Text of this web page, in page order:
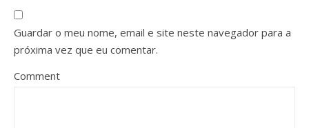
Guardar o meu nome, email e site neste navegador para a
próxima vez que eu comentar.
Comment